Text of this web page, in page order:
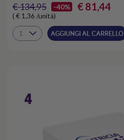
€ 134,95 -40% € 81,44
( € 1,36 /unità)
AGGIUNGI AL CARRELLO